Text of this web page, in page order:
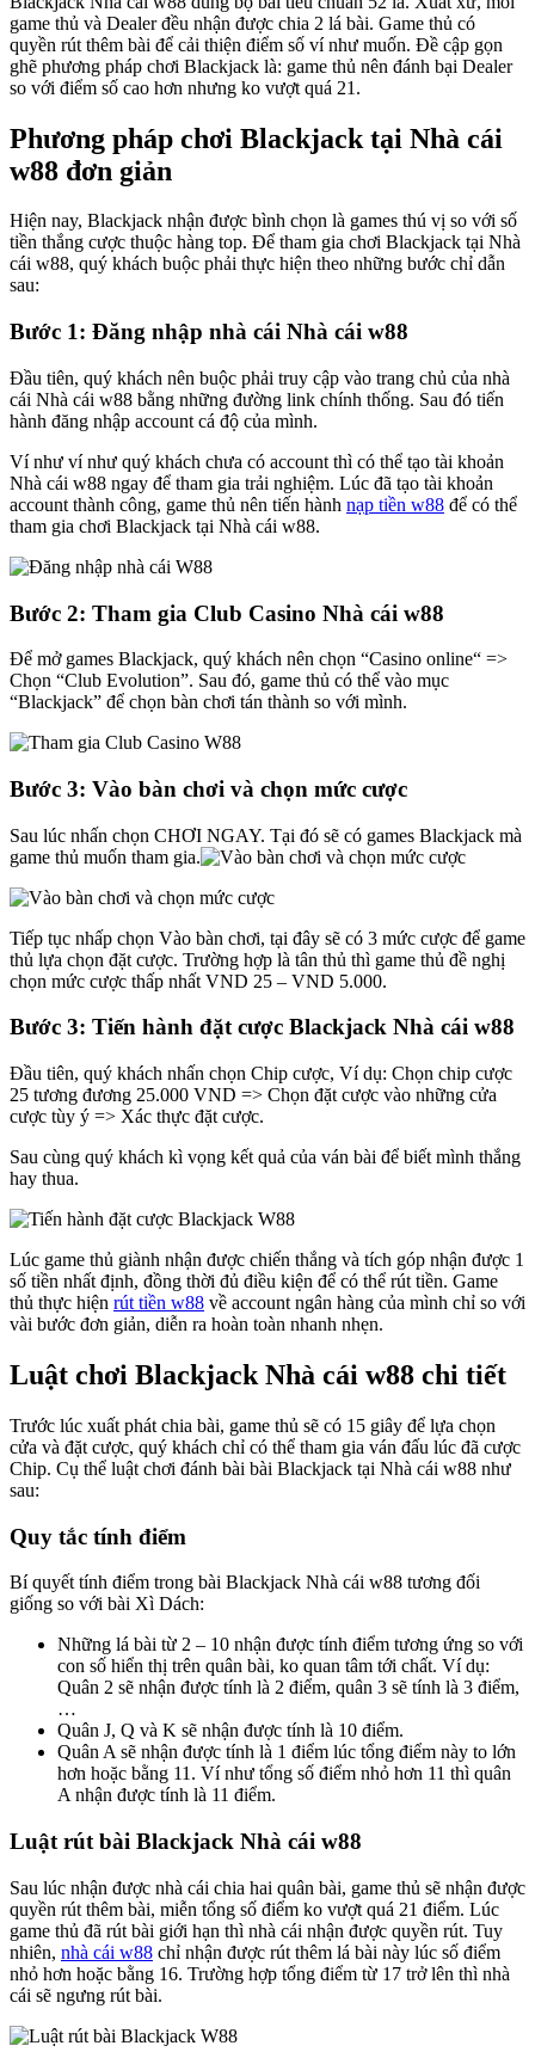
game thủ và Dealer đều nhận được chia 2 lá bài. Game thủ có
quyền rút thêm bài để cải thiện điểm số ví như muốn. Đề cập gọn
ghẽ phương pháp chơi Blackjack là: game thủ nên đánh bại Dealer
so với điểm số cao hơn nhưng ko vượt quá 21.
Phương pháp chơi Blackjack tại Nhà cái
w88 đơn giản
Hiện nay, Blackjack nhận được bình chọn là games thú vị so với số
tiền thắng cược thuộc hàng top. Để tham gia chơi Blackjack tại Nhà
cái w88, quý khách buộc phải thực hiện theo những bước chỉ dẫn
sau:
Bước 1: Đăng nhập nhà cái Nhà cái w88
Đầu tiên, quý khách nên buộc phải truy cập vào trang chủ của nhà
cái Nhà cái w88 bằng những đường link chính thống. Sau đó tiến
hành đăng nhập account cá độ của mình.
Ví như ví như quý khách chưa có account thì có thể tạo tài khoản
Nhà cái w88 ngay để tham gia trải nghiệm. Lúc đã tạo tài khoản
account thành công, game thủ nên tiến hành nạp tiền w88 để có thể
tham gia chơi Blackjack tại Nhà cái w88.
Bước 2: Tham gia Club Casino Nhà cái w88
Để mở games Blackjack, quý khách nên chọn “Casino online“ =>
Chọn “Club Evolution”. Sau đó, game thủ có thể vào mục
“Blackjack” để chọn bàn chơi tán thành so với mình.
Bước 3: Vào bàn chơi và chọn mức cược
Sau lúc nhấn chọn CHƠI NGAY. Tại đó sẽ có games Blackjack mà
game thủ muốn tham gia.
Tiếp tục nhấp chọn Vào bàn chơi, tại đây sẽ có 3 mức cược để game
thủ lựa chọn đặt cược. Trường hợp là tân thủ thì game thủ đề nghị
chọn mức cược thấp nhất VND 25 – VND 5.000.
Bước 3: Tiến hành đặt cược Blackjack Nhà cái w88
Đầu tiên, quý khách nhấn chọn Chip cược, Ví dụ: Chọn chip cược
25 tương đương 25.000 VND => Chọn đặt cược vào những cửa
cược tùy ý => Xác thực đặt cược.
Sau cùng quý khách kì vọng kết quả của ván bài để biết mình thắng
hay thua.
Lúc game thủ giành nhận được chiến thắng và tích góp nhận được 1
số tiền nhất định, đồng thời đủ điều kiện để có thể rút tiền. Game
thủ thực hiện rút tiền w88 về account ngân hàng của mình chỉ so với
vài bước đơn giản, diễn ra hoàn toàn nhanh nhẹn.
Luật chơi Blackjack Nhà cái w88 chi tiết
Trước lúc xuất phát chia bài, game thủ sẽ có 15 giây để lựa chọn
cửa và đặt cược, quý khách chỉ có thể tham gia ván đấu lúc đã cược
Chip. Cụ thể luật chơi đánh bài bài Blackjack tại Nhà cái w88 như
sau:
Quy tắc tính điểm
Bí quyết tính điểm trong bài Blackjack Nhà cái w88 tương đối
giống so với bài Xì Dách:
Những lá bài từ 2 – 10 nhận được tính điểm tương ứng so với
con số hiển thị trên quân bài, ko quan tâm tới chất. Ví dụ:
Quân 2 sẽ nhận được tính là 2 điểm, quân 3 sẽ tính là 3 điểm,
…
Quân J, Q và K sẽ nhận được tính là 10 điểm.
Quân A sẽ nhận được tính là 1 điểm lúc tổng điểm này to lớn
hơn hoặc bằng 11. Ví như tổng số điểm nhỏ hơn 11 thì quân
A nhận được tính là 11 điểm.
Luật rút bài Blackjack Nhà cái w88
Sau lúc nhận được nhà cái chia hai quân bài, game thủ sẽ nhận được
quyền rút thêm bài, miễn tổng số điểm ko vượt quá 21 điểm. Lúc
game thủ đã rút bài giới hạn thì nhà cái nhận được quyền rút. Tuy
nhiên, nhà cái w88 chỉ nhận được rút thêm lá bài này lúc số điểm
nhỏ hơn hoặc bằng 16. Trường hợp tổng điểm từ 17 trở lên thì nhà
cái sẽ ngưng rút bài.